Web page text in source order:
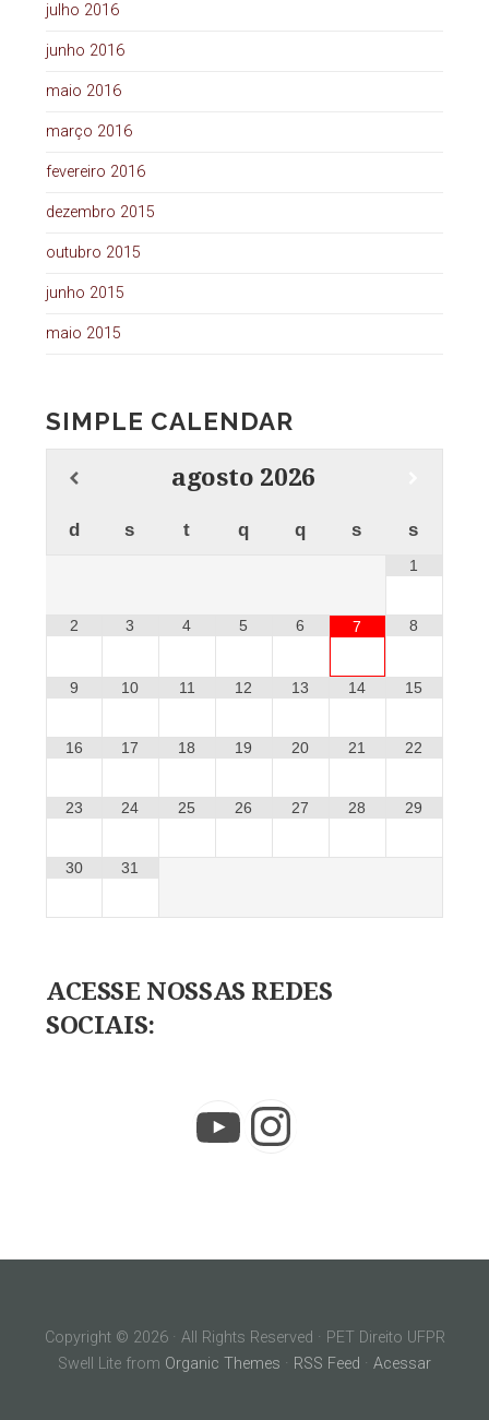
julho 2016
junho 2016
maio 2016
março 2016
fevereiro 2016
dezembro 2015
outubro 2015
junho 2015
maio 2015
SIMPLE CALENDAR
agosto 2026
d s t q q s s
1
2 3 4 5 6 7 8
9 10 11 12 13 14 15
16 17 18 19 20 21 22
23 24 25 26 27 28 29
30 31
ACESSE NOSSAS REDES
SOCIAIS:
YouTube
Instagram
Copyright © 2026 · All Rights Reserved · PET Direito UFPR
Swell Lite from Organic Themes · RSS Feed · Acessar